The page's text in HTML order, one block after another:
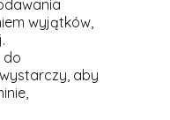
wyjątków,
do
aby